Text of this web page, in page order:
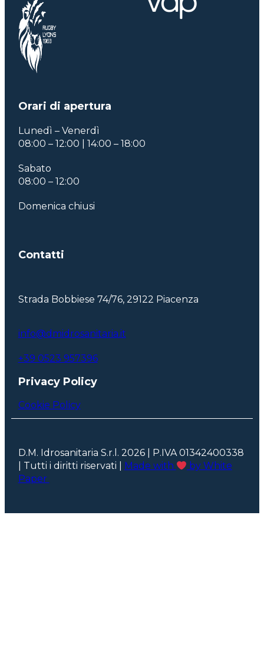
Orari di apertura
Lunedì – Venerdì
08:00 – 12:00 | 14:00 – 18:00
Sabato
08:00 – 12:00
Domenica chiusi
Contatti
Strada Bobbiese 74/76, 29122 Piacenza
info@dmidrosanitaria.it
+39 0523 957396
Privacy Policy
Cookie Policy
D.M. Idrosanitaria S.r.l. 2026 | P.IVA 01342400338
| Tutti i diritti riservati |
Made with
by White
Paper